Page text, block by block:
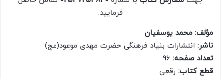
500,000 ریال.
350,000 ریال.
فرمایید.
مؤلف: محمد يوسفيان
ناشر: انتشارات بنیاد فرهنگی حضرت مهدی موعود(عج)
تعداد صفحه:
قطع کتاب: رقعی